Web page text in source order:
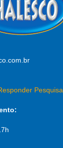
Pesquisa